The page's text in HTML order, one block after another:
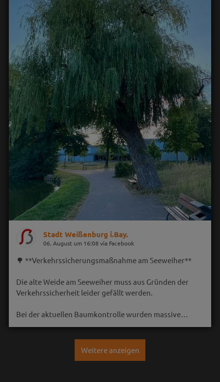
Stadt Weißenburg i.Bay.
06. August um 16:08 via Facebook
🌳 **Verkehrssicherungsmaßnahme am Seeweiher**
Die alte Weide am Seeweiher muss aus Gründen der
Verkehrssicherheit leider gefällt werden.
Bei der aktuellen Baumkontrolle wurden massive…
Weitere anzeigen